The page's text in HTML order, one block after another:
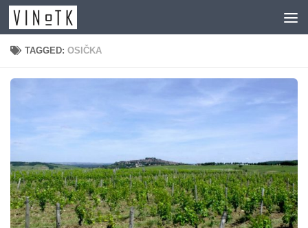
Skip to content
TAGGED:OSIČKA